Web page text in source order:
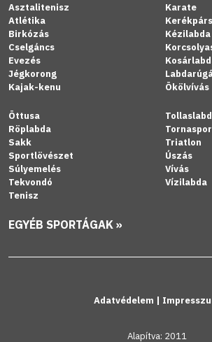
Asztalitenisz
Atlétika
Birkózás
Cselgáncs
Evezés
Jégkorong
Kajak-kenu
Karate
Kézilabda
Ökölvívás
Öttusa
Röplabda
Sakk
Sportlövészet
Súlyemelés
Tekvondó
Tenisz
Triatlon
Úszás
Vívás
Vízilabda
EGYÉB SPORTÁGAK »
Adatvédelem |
Alapítva: 2011